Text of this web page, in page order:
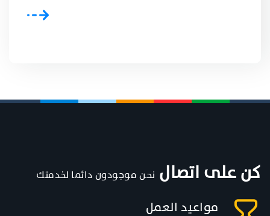
كن على اتصال نحن موجودون دائما لخدمتك
مواعيد العمل